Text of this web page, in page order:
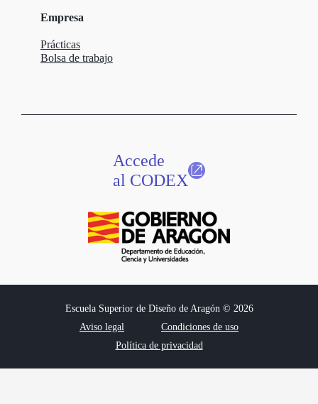
Empresa
Prácticas
Bolsa de trabajo
Accede
al CODEX
Escuela Superior de Diseño de Aragón © 2026
Aviso legal
Condiciones de uso
Política de privacidad